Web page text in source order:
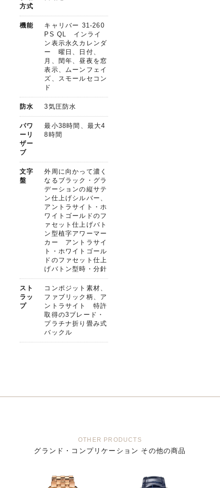
方式
機能
キャリバー 31-260
PS QL インライ
ン表示永久カレンダ
ー 曜日、日付、
月、閏年、昼夜を窓
表示、ムーンフェイ
ズ、スモールセコン
ド
防水 3気圧防水
パワ
ーリ
ザー
ブ
最小38時間、最大4
8時間
文字
盤
外周に向かって濃く
なるブラック・グラ
デーションの縦サテ
ン仕上げシルバー、
アントラサイト・ホ
ワイトゴールドのフ
ァセット仕上げバト
ン型植字アワーマー
カー アントラサイ
ト・ホワイトゴール
ドのファセット仕上
げバトン型時・分針
スト
ラッ
プ
コンポジット素材、
ファブリック柄、ア
ントラサイト 特許
取得の3ブレード・
プラチナ折り畳み式
バックル
OTHER PRODUCTS
グランド・コンプリケーション その他の商品